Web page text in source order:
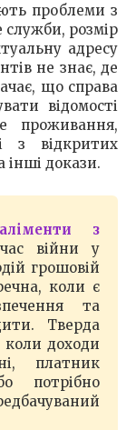
проблеми з
служби, розмір
адресу
не знає, де
що справа
відомості
проживання,
з відкритих
інші докази.
аліменти з
війни у
грошовій
коли є
та
Тверда
доходи
платник
потрібно